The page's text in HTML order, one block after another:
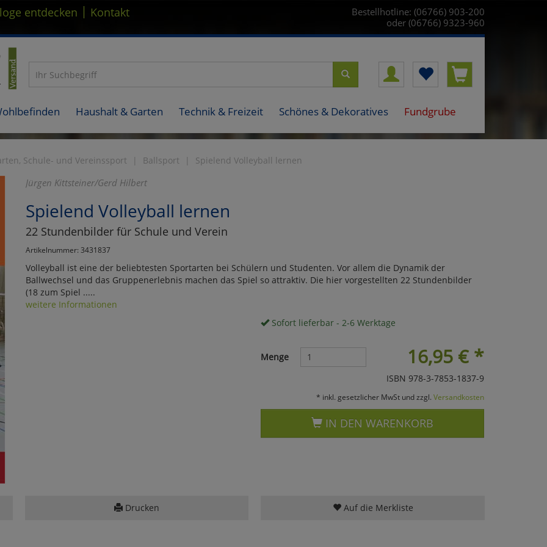
entdecken | Kontakt
Bestellhotline: (06766) 903-200
oder (06766) 9323-960
Haushalt & Garten Technik & Freizeit Schönes & Dekoratives Fundgrube
Schule- und Vereinssport Ballsport Spielend Volleyball lernen
Jürgen Kittsteiner/Gerd Hilbert
Spielend Volleyball lernen
22 Stundenbilder für Schule und Verein
Artikelnummer: 3431837
Volleyball ist eine der beliebtesten Sportarten bei Schülern und Studenten. Vor allem die Dynamik der
Ballwechsel und das Gruppenerlebnis machen das Spiel so attraktiv. Die hier vorgestellten 22 Stundenbilder
(18 zum Spiel .....
weitere Informationen
Sofort lieferbar - 2-6 Werktage
16,95 €*
Menge
ISBN 978-3-7853-1837-9
* inkl. gesetzlicher MwSt und zzgl. Versandkosten
IN DEN WARENKORB
Drucken Auf die Merkliste